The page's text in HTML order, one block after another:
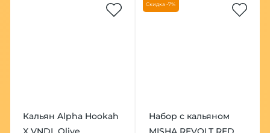
Кальян Alpha Hookah
Скидка -7%
Набор с кальяном